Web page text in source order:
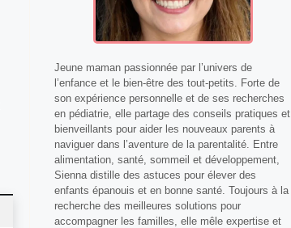
Jeune maman passionnée par l’univers de
l’enfance et le bien-être des tout-petits. Forte de
son expérience personnelle et de ses recherches
en pédiatrie, elle partage des conseils pratiques et
bienveillants pour aider les nouveaux parents à
naviguer dans l’aventure de la parentalité. Entre
alimentation, santé, sommeil et développement,
Sienna distille des astuces pour élever des
enfants épanouis et en bonne santé. Toujours à la
recherche des meilleures solutions pour
accompagner les familles, elle mêle expertise et